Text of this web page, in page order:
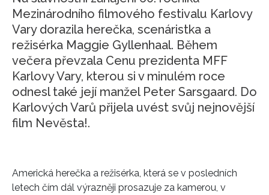
Mezinárodního filmového festivalu Karlovy
Vary dorazila herečka, scenáristka a
režisérka Maggie Gyllenhaal. Během
večera převzala Cenu prezidenta MFF
Karlovy Vary, kterou si v minulém roce
odnesl také její manžel Peter Sarsgaard. Do
Karlových Varů přijela uvést svůj nejnovější
film Nevěsta!.
Americká herečka a režisérka, která se v posledních
letech čím dál výrazněji prosazuje za kamerou, v